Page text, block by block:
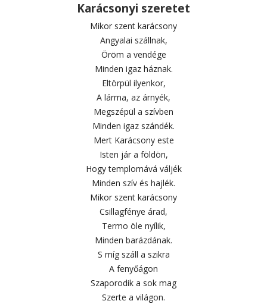
Karácsonyi szeretet
Mikor szent karácsony
Angyalai szállnak,
Öröm a vendége
Minden igaz háznak.
Eltörpül ilyenkor,
A lárma, az árnyék,
Megszépül a szívben
Minden igaz szándék.
Mert Karácsony este
Isten jár a földön,
Hogy templomává váljék
Minden szív és hajlék.
Mikor szent karácsony
Csillagfénye árad,
Termo öle nyílik,
Minden barázdának.
S míg száll a szikra
A fenyőágon
Szaporodik a sok mag
Szerte a világon.